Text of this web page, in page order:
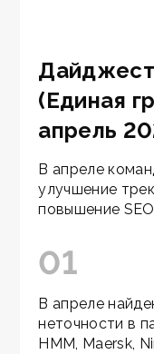
(Единая
апрель
В апреле
улучшение
повышение
01
В апреле
неточности в
HMM, Maersk,